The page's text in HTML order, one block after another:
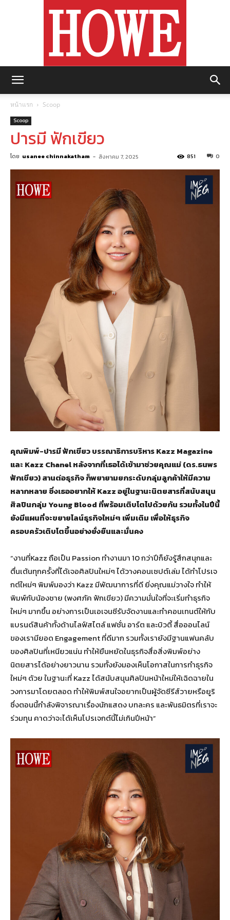
หน้าแรก Scoop
Scoop
ปารมี ฟักเขียว
โดย usanee chinnakatham - สิงหาคม 7, 2025 0
851
คุณพิมพ์-ปารมี ฟักเขียว บรรณาธิการบริหารKazz Magazine
และ Kazz Chanelหลังจากที่เธอได้เข้ามาช่วยคุณแม่ (ดร.ธนพร
ฟักเขียว) สานต่อธุรกิจ ก็พยายามยกระดับกลุ่มลูกค้าให้มีความ
หลากหลาย ซึ่งเธออยากให้Kazzอยู่ในฐานะนิตยสารที่สนับสนุน
ศิลปินกลุ่มYoung Blood ที่พร้อมเติบโตไปด้วยกัน รวมทั้งในปีนี้
ยังมีแผนที่จะขยายไลน์ธุรกิจใหม่ๆ เพิ่มเติม เพื่อให้ธุรกิจ
ครอบครัวเติบโตขึ้นอย่างยั่งยืนและมั่นคง
“งานที่Kazz ถือเป็น Passion ทำงานมา 10 กว่าปีก็ยังรู้สึกสนุกและ
ตื่นเต้นทุกครั้งที่ได้เจอศิลปินใหม่ๆ ได้วางคอนเซปต์เล่ม ได้ทำโปรเจ
กต์ใหม่ๆ พิมพ์มองว่า Kazz มีพัฒนาการที่ดี ยิ่งคุณแม่วางใจ ทำให้
พิมพ์กับน้องชาย (พงศภัค ฟักเขียว) มีความมั่นใจที่จะเริ่มทำธุรกิจ
ใหม่ๆ มากขึ้น อย่างการเป็นเอเจนซีรับจัดงานและทำคอนเทนต์ให้กับ
แบรนด์สินค้าทั้งด้านไลฟ์สไตล์ แฟชั่น อาร์ต และบิวตี้ สื่อออนไลน์
ของเรามียอด Engagement ที่ดีมาก รวมทั้งเรายังมีฐานแฟนคลับ
ของศิลปินที่เหนียวแน่น ทำให้ยืนหยัดในธุรกิจสื่อสิ่งพิมพ์อย่าง
นิตยสารได้อย่างยาวนาน รวมทั้งยังมองเห็นโอกาสในการทำธุรกิจ
ใหม่ๆ ด้วย ในฐานะที่ Kazz ได้สนับสนุนศิลปินหน้าใหม่ให้เฉิดฉายใน
วงการมาโดยตลอด ทำให้พิมพ์สนใจอยากเป็นผู้จัดซีรีส์วายหรือยูริ
ซึ่งตอนนี้กำลังพิจารณาเรื่องนักแสดง บทละคร และพันธมิตรที่เราจะ
ร่วมทุน คาดว่าจะได้เห็นโปรเจกต์นี้ไม่เกินปีหน้า”